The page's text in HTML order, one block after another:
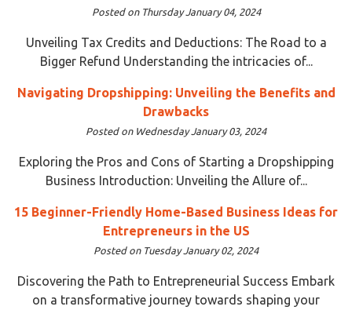
Posted on Thursday January 04, 2024
Unveiling Tax Credits and Deductions: The Road to a
Bigger Refund Understanding the intricacies of...
Navigating Dropshipping: Unveiling the Benefits and
Drawbacks
Posted on Wednesday January 03, 2024
Exploring the Pros and Cons of Starting a Dropshipping
Business Introduction: Unveiling the Allure of...
15 Beginner-Friendly Home-Based Business Ideas for
Entrepreneurs in the US
Posted on Tuesday January 02, 2024
Discovering the Path to Entrepreneurial Success Embark
on a transformative journey towards shaping your